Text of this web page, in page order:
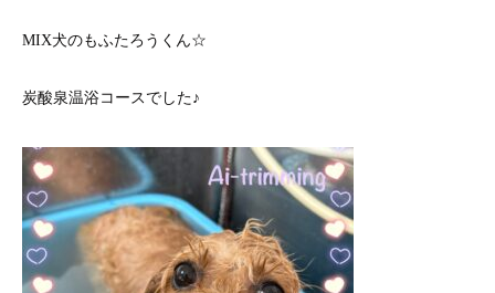
MIX犬のもふたろうくん☆
炭酸泉温浴コースでした♪